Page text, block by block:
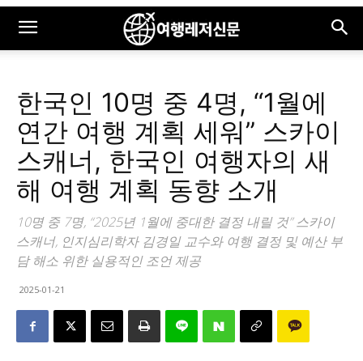
한국인 10명 중 4명, “1월에
연간 여행 계획 세워” 스카이
스캐너, 한국인 여행자의 새
해 여행 계획 동향 소개
10명 중 7명, “2025년 1월에 중대한 결정 내릴 것” 스카이
스캐너, 인지심리학자 김경일 교수와 여행 결정 및 예산 부
담 해소 위한 실용적인 조언 제공
2025-01-21